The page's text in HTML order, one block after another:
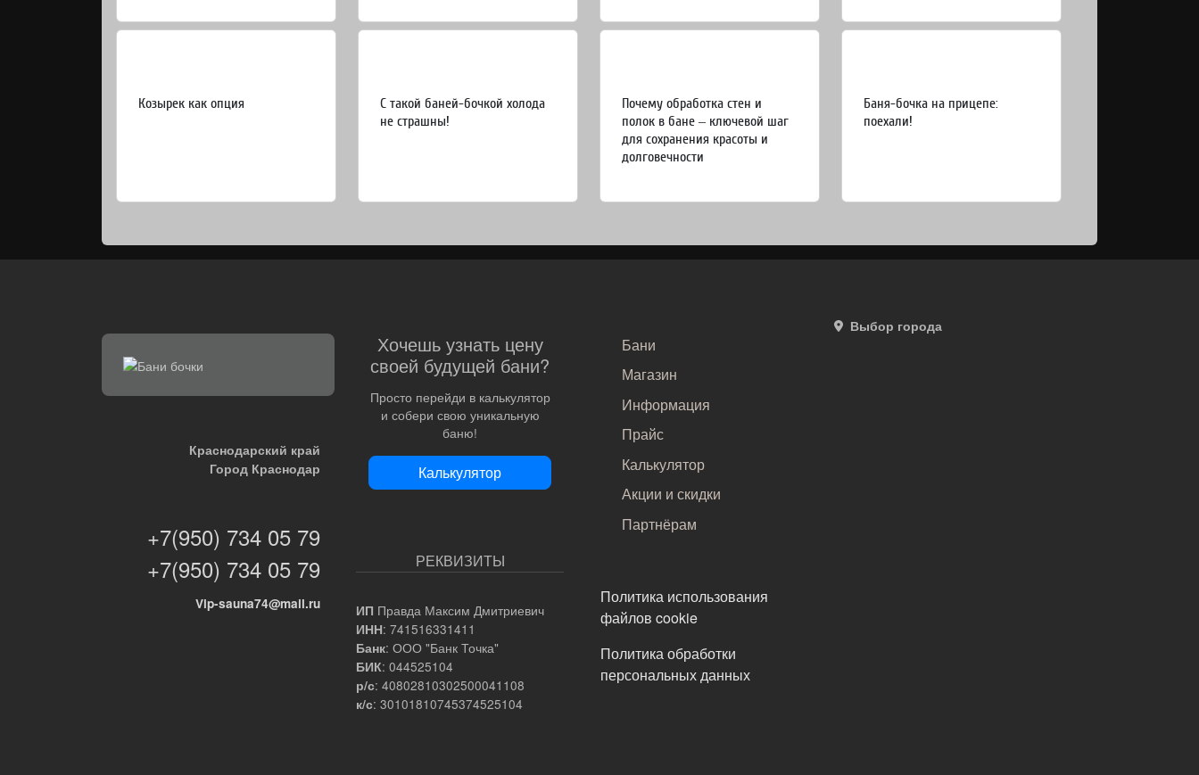
Козырек как опция
С такой баней-бочкой холода
не страшны!
Почему обработка стен и
полок в бане – ключевой шаг
для сохранения красоты и
долговечности
Баня-бочка на прицепе:
поехали!
Краснодарский край
Город Краснодар
+7(950) 734 05 79
+7(950) 734 05 79
Vip-sauna74@mail.ru
Хочешь узнать цену
своей будущей бани?
Просто перейди в калькулятор
и собери свою уникальную
баню!
Калькулятор
РЕКВИЗИТЫ
ИП Правда Максим Дмитриевич
ИНН: 741516331411
Банк: ООО "Банк Точка"
БИК: 044525104
р/с: 40802810302500041108
к/с: 30101810745374525104
САМОЕ ВАЖНОЕ
Бани
Магазин
Информация
Прайс
Калькулятор
Акции и скидки
Партнёрам
ПОДВАЛ
Политика использования
файлов cookie
Политика обработки
персональных данных
Выбор города